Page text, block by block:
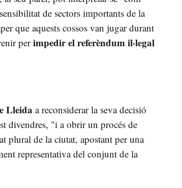
de sectors importants de la
que aquests cossos van jugar durant
perimpedir el referèndum il·legal
Lleida a reconsiderar la seva decisió
divendres, "i a obrir un procés de
plural de la ciutat, apostant per una
representativa del conjunt de la